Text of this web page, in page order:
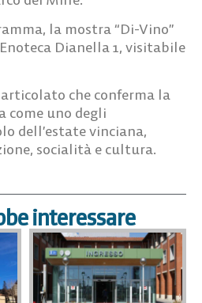
la mostra “Di-Vino”
Dianella 1, visitabile
che conferma la
come uno degli
dell’estate vinciana,
socialità e cultura.
interessare